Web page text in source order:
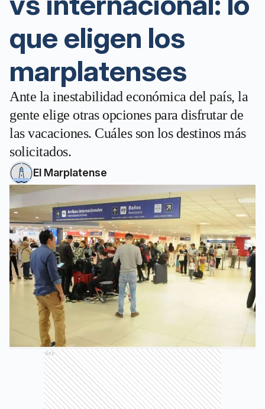
que eligen los
marplatenses
Ante la inestabilidad económica del país, la
gente elige otras opciones para disfrutar de
las vacaciones. Cuáles son los destinos más
solicitados.
El Marplatense
Ads